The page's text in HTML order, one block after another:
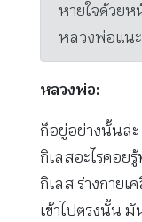
หายใจด้วย
หลวงพ่อแนะ
หลวงพ่อ:
ก็อยู่อย่างนั้นล่
กิเลสอะไรคอย
กิเลส ร่างกาย
เข้าไปตรงนั้น มั